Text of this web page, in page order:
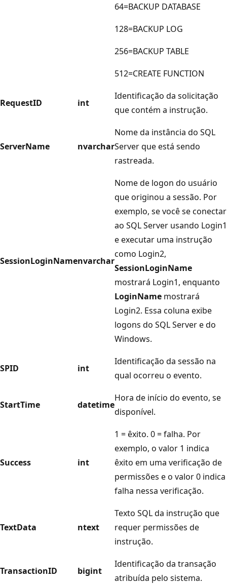
64=BACKUP DATABASE
128=BACKUP LOG
256=BACKUP TABLE
512=CREATE FUNCTION
RequestID int
Identificação da solicitação
que contém a instrução.
ServerName nvarchar
Nome da instância do SQL
Server que está sendo
rastreada.
SessionLoginNamenvarchar
Nome de logon do usuário
que originou a sessão. Por
exemplo, se você se conectar
ao SQL Server usando Login1
e executar uma instrução
como Login2,
SessionLoginName
mostrará Login1, enquanto
LoginName mostrará
Login2. Essa coluna exibe
logons do SQL Server e do
Windows.
SPID int
Identificação da sessão na
qual ocorreu o evento.
StartTime datetime
Hora de início do evento, se
disponível.
Success int
1 = êxito. 0 = falha. Por
exemplo, o valor 1 indica
êxito em uma verificação de
permissões e o valor 0 indica
falha nessa verificação.
TextData ntext
Texto SQL da instrução que
requer permissões de
instrução.
TransactionID bigint
Identificação da transação
atribuída pelo sistema.